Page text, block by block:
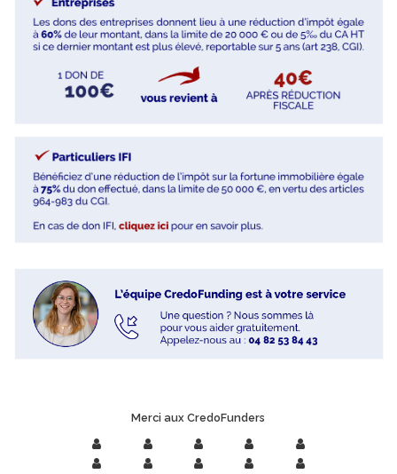
Merci aux CredoFunders